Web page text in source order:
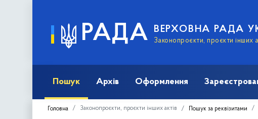
РАДА ВЕРХОВНА РАДА
Законопроєкти, проєкти інших
Пошук Архів Оформлення
Головна Законопроєкти, проєкти інших актів Пошук за реквізитами